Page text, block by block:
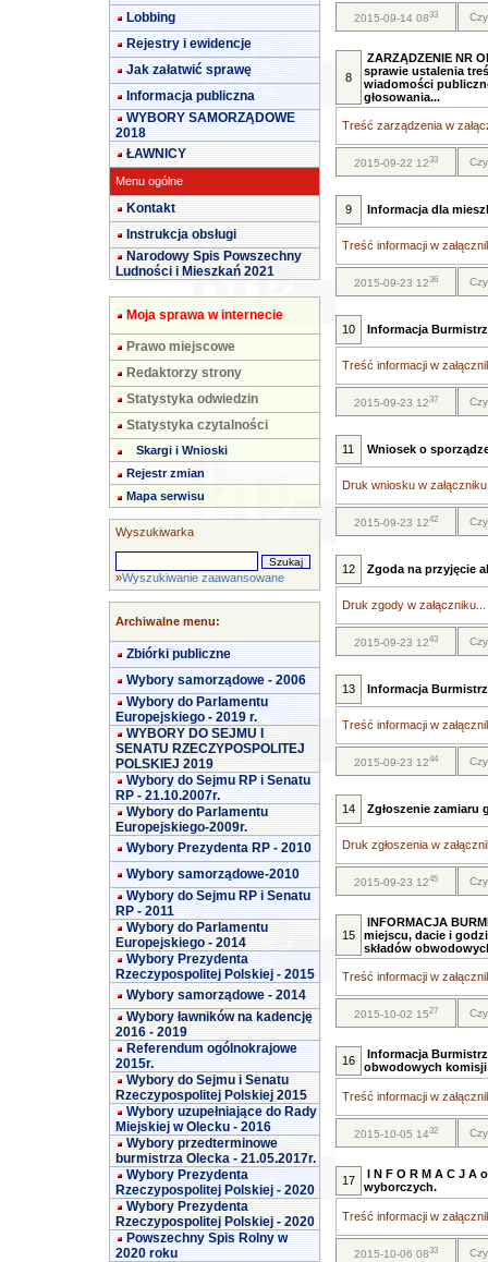
Lobbing
Rejestry i ewidencje
Jak załatwić sprawę
Informacja publiczna
WYBORY SAMORZĄDOWE
2018
ŁAWNICY
Menu ogólne
Kontakt
Instrukcja obsługi
Narodowy Spis Powszechny
Ludności i Mieszkań 2021
Moja sprawa w internecie
Prawo miejscowe
Redaktorzy strony
Statystyka odwiedzin
Statystyka czytalności
Skargi i Wnioski
Rejestr zmian
Mapa serwisu
Wyszukiwarka
»Wyszukiwanie zaawansowane
Archiwalne menu:
Zbiórki publiczne
Wybory samorządowe - 2006
Wybory do Parlamentu
Europejskiego - 2019 r.
WYBORY DO SEJMU I
SENATU RZECZYPOSPOLITEJ
POLSKIEJ 2019
Wybory do Sejmu RP i Senatu
RP - 21.10.2007r.
Wybory do Parlamentu
Europejskiego-2009r.
Wybory Prezydenta RP - 2010
Wybory samorządowe-2010
Wybory do Sejmu RP i Senatu
RP - 2011
Wybory do Parlamentu
Europejskiego - 2014
Wybory Prezydenta
Rzeczypospolitej Polskiej - 2015
Wybory samorządowe - 2014
Wybory ławników na kadencję
2016 - 2019
Referendum ogólnokrajowe
2015r.
Wybory do Sejmu i Senatu
Rzeczypospolitej Polskiej 2015
Wybory uzupełniające do Rady
Miejskiej w Olecku - 2016
Wybory przedterminowe
burmistrza Olecka - 21.05.2017r.
Wybory Prezydenta
Rzeczypospolitej Polskiej - 2020
Wybory Prezydenta
Rzeczypospolitej Polskiej - 2020
Powszechny Spis Rolny w
2020 roku
2015-09-14 0833
8
ZARZĄDZENIE NR
sprawie ustalenia
wiadomości
głosowania...
Treść zarządzenia w
2015-09-22 1233
9 Informacja dla
Treść informacji w
2015-09-23 1236
10 Informacja
Treść informacji w
2015-09-23 1237
11 Wniosek o
Druk wniosku w
2015-09-23 1242
12 Zgoda na przyjęcie
Druk zgody w załączniku...
2015-09-23 1243
13 Informacja
Treść informacji w
2015-09-23 1244
14 Zgłoszenie zamiaru
Druk zgłoszenia w
2015-09-23 1245
15
INFORMACJA
miejscu, dacie i
składów
Treść informacji w
2015-10-02 1527
16
Informacja
obwodowych
Treść informacji w
2015-10-05 1432
17
I N F O R M A C J
wyborczych.
Treść informacji w
2015-10-06 0833